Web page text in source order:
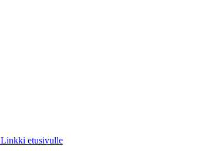
Linkki etusivulle